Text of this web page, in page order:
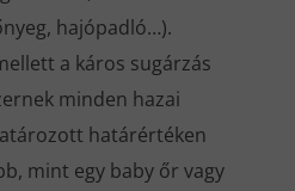
hajópadló…).
a káros sugárzás
minden hazai
határértéken
mint egy baby őr vagy